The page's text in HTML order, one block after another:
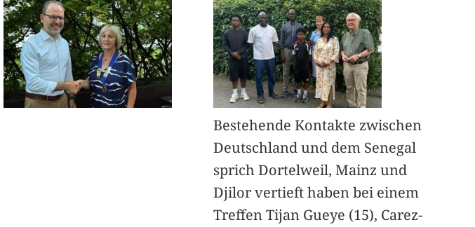
Bestehende Kontakte zwischen
Deutschland und dem Senegal
sprich Dortelweil, Mainz und
Djilor vertieft haben bei einem
Treffen Tijan Gueye (15), Carez-